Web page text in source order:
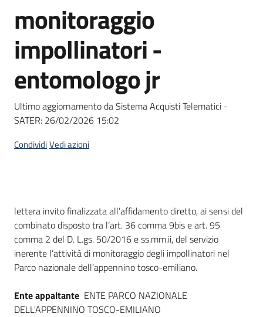
Bandi
strumenti
acquisto
Supporto
English
site
Salta al contenuto
monitoraggio
impollinatori -
entomologo jr
Ultimo aggiornamento da Sistema Acquisti Telematici -
SATER: 26/02/2026 15:02
CondividiVedi azioni
Dati del bando
lettera invito finalizzata all’affidamento diretto, ai sensi del
combinato disposto tra l’art. 36 comma 9bis e art. 95
comma 2 del D. L.gs. 50/2016 e ss.mm.ii, del servizio
inerente l’attività di monitoraggio degli impollinatori nel
Parco nazionale dell’appennino tosco-emiliano.
Ente appaltante ENTE PARCO NAZIONALE
DELL'APPENNINO TOSCO-EMILIANO